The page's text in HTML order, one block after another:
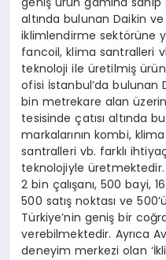
altında bulunan Daikin ve
iklimlendirme sektörüne
fancoil, klima santralleri
teknoloji ile üretilmiş
ofisi İstanbul’da bulunan
bin metrekare alan
tesisinde çatısı altında
markalarının kombi,
santralleri vb. farklı
teknolojiyle
2 bin çalışanı, 500 bayi,
500 satış noktası ve
Türkiye’nin geniş bir
verebilmektedir. Ayrıca
deneyim merkezi olan